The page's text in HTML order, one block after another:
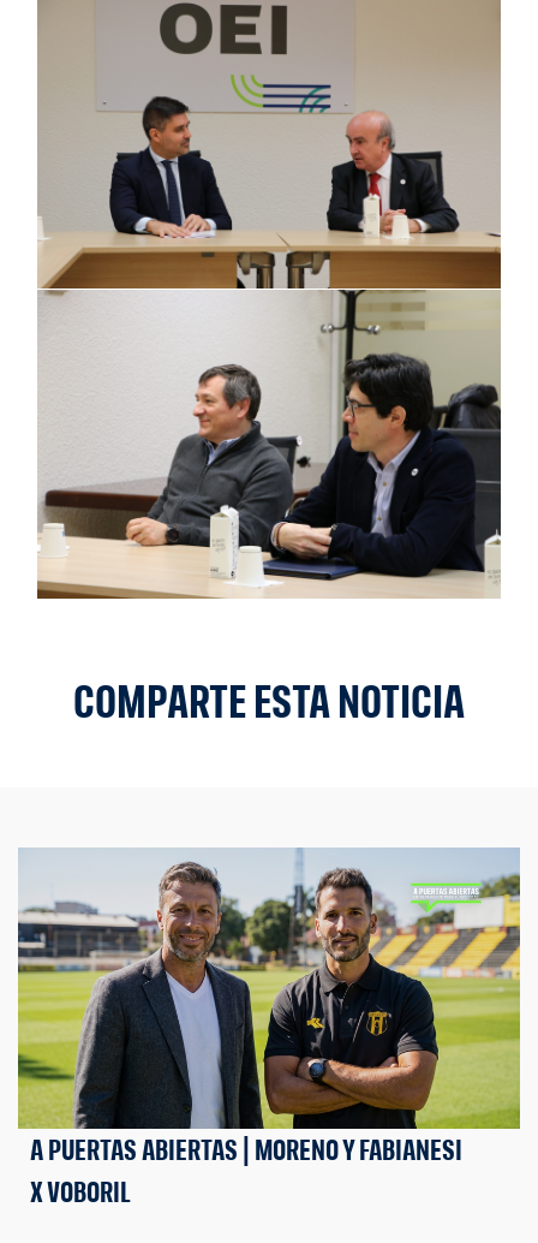
COMPARTE ESTA NOTICIA
A PUERTAS ABIERTAS | MORENO Y FABIANESI
X VOBORIL